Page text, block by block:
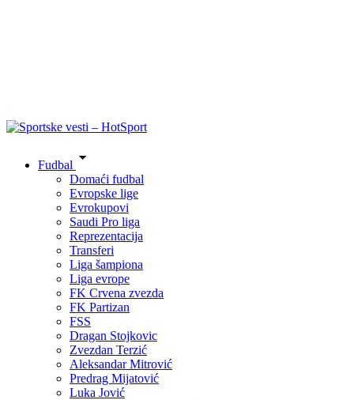
Fudbal
Domaći fudbal
Evropske lige
Evrokupovi
Saudi Pro liga
Reprezentacija
Transferi
Liga šampiona
Liga evrope
FK Crvena zvezda
FK Partizan
FSS
Dragan Stojkovic
Zvezdan Terzić
Aleksandar Mitrović
Predrag Mijatović
Luka Jović